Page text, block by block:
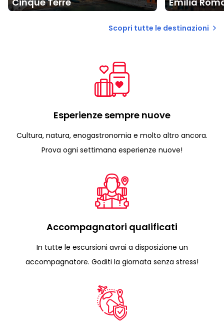
Scopri tutte le destinazioni
Esperienze sempre nuove
Cultura, natura, enogastronomia e molto altro ancora.
Prova ogni settimana esperienze nuove!
Accompagnatori qualificati
In tutte le escursioni avrai a disposizione un
accompagnatore. Goditi la giornata senza stress!